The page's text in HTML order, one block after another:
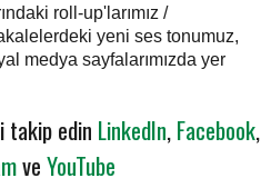
roll-up'larımız /
yeni ses tonumuz,
medya sayfalarımızda yer
takip edin LinkedIn,Facebook,
veYouTube